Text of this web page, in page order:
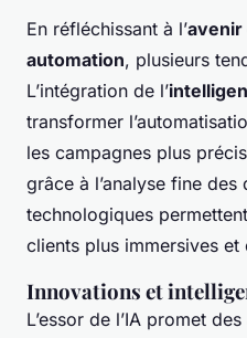
En réfléchissant à l’avenir
automation, plusieurs
L’intégration de l’
transformer
les campagnes plus
grâce à l’analyse fine
technologiques
clients plus immersives et
Innovations et
L’essor de l’IA promet